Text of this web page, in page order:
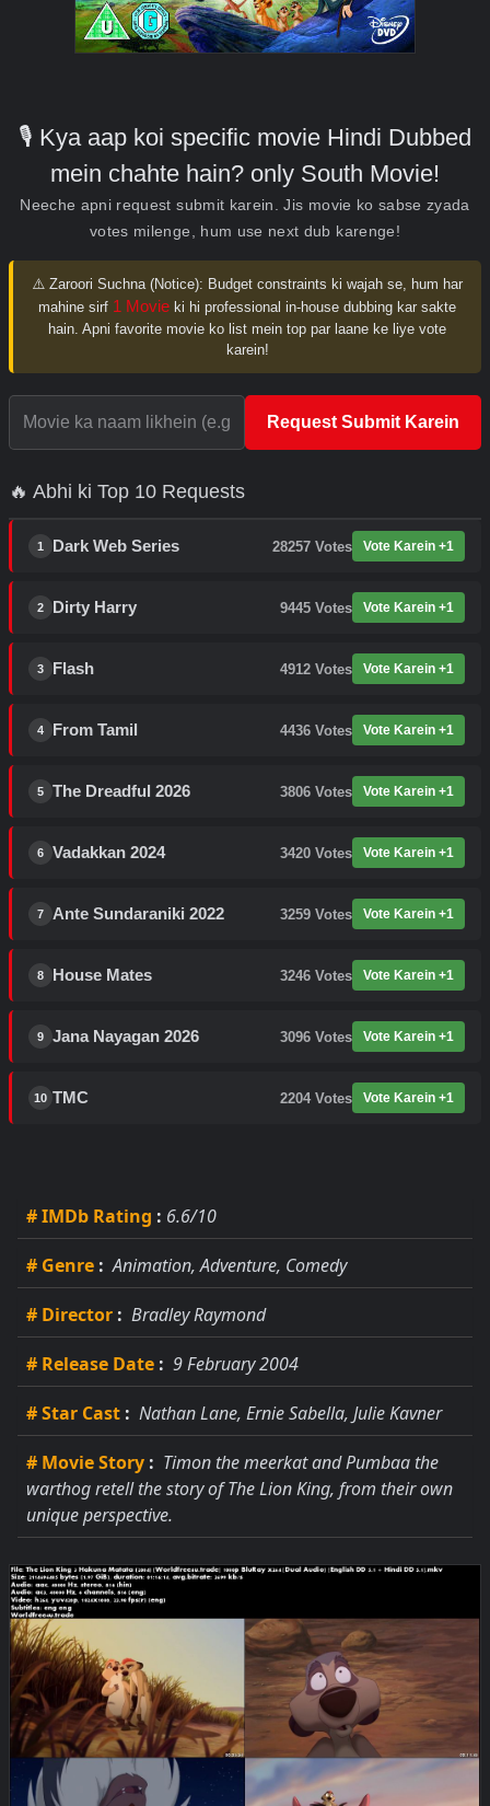
🎙️ Kya aap koi specific movie Hindi Dubbed
mein chahte hain? only South Movie!
Neeche apni request submit karein. Jis movie ko sabse zyada
votes milenge, hum use next dub karenge!
⚠️ Zaroori Suchna (Notice): Budget constraints ki wajah se, hum har
mahine sirf 1 Movie ki hi professional in-house dubbing kar sakte
hain. Apni favorite movie ko list mein top par laane ke liye vote
karein!
Request Submit Karein
🔥 Abhi ki Top 10 Requests
1 Dark Web Series 28257 Votes Vote Karein +1
2 Dirty Harry 9445 Votes Vote Karein +1
3 Flash 4912 Votes Vote Karein +1
4 From Tamil 4436 Votes Vote Karein +1
5 The Dreadful 2026 3806 Votes Vote Karein +1
6 Vadakkan 2024 3420 Votes Vote Karein +1
7 Ante Sundaraniki 2022 3259 Votes Vote Karein +1
8 House Mates 3246 Votes Vote Karein +1
9 Jana Nayagan 2026 3096 Votes Vote Karein +1
10 TMC 2204 Votes Vote Karein +1
# IMDb Rating : 6.6/10
# Genre : Animation, Adventure, Comedy
# Director : Bradley Raymond
# Release Date : 9 February 2004
# Star Cast : Nathan Lane, Ernie Sabella, Julie Kavner
# Movie Story : Timon the meerkat and Pumbaa the
warthog retell the story of The Lion King, from their own
unique perspective.